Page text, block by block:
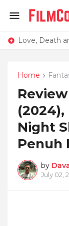
Love, Death
Home
Night
Penuh
by
July 02,